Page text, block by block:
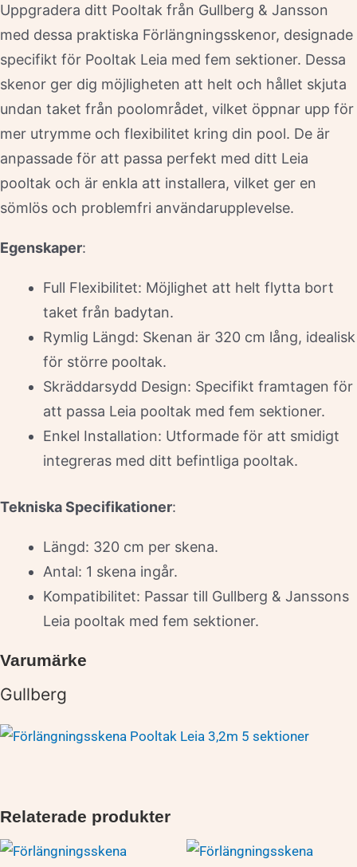
Uppgradera ditt Pooltak från Gullberg & Jansson
med dessa praktiska Förlängningsskenor, designade
specifikt för Pooltak Leia med fem sektioner. Dessa
skenor ger dig möjligheten att helt och hållet skjuta
undan taket från poolområdet, vilket öppnar upp för
mer utrymme och flexibilitet kring din pool. De är
anpassade för att passa perfekt med ditt Leia
pooltak och är enkla att installera, vilket ger en
sömlös och problemfri användarupplevelse.
Egenskaper:
Full Flexibilitet: Möjlighet att helt flytta bort
taket från badytan.
Rymlig Längd: Skenan är 320 cm lång, idealisk
för större pooltak.
Skräddarsydd Design: Specifikt framtagen för
att passa Leia pooltak med fem sektioner.
Enkel Installation: Utformade för att smidigt
integreras med ditt befintliga pooltak.
Tekniska Specifikationer:
Längd: 320 cm per skena.
Antal: 1 skena ingår.
Kompatibilitet: Passar till Gullberg & Janssons
Leia pooltak med fem sektioner.
Varumärke
Gullberg
Relaterade produkter